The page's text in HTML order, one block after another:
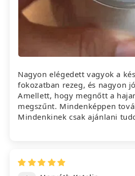
Nagyon elégedett vagyok a
fokozatban rezeg, és nagyon
Amellett, hogy megnőtt a
megszűnt. Mindenképpen
Mindenkinek csak ajánlani